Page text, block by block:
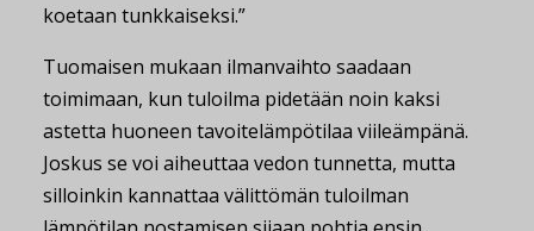
koetaan tunkkaiseksi.”
Tuomaisen mukaan ilmanvaihto saadaan
toimimaan, kun tuloilma pidetään noin kaksi
astetta huoneen tavoitelämpötilaa viileämpänä.
Joskus se voi aiheuttaa vedon tunnetta, mutta
silloinkin kannattaa välittömän tuloilman